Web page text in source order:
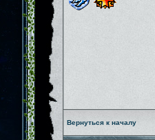
Вернуться к началу